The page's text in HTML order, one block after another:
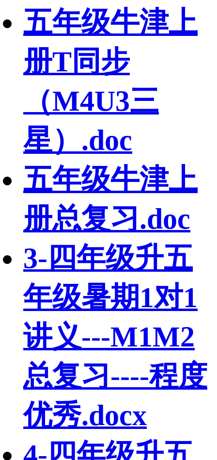
五年级牛津上
册T同步
（M4U3三
星）.doc
五年级牛津上
册总复习.doc
3-四年级升五
年级暑期1对1
讲义---M1M2
总复习----程度
优秀.docx